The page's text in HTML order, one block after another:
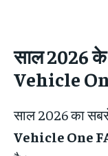
साल 2026
Vehicle
साल 2026 का
Vehicle One